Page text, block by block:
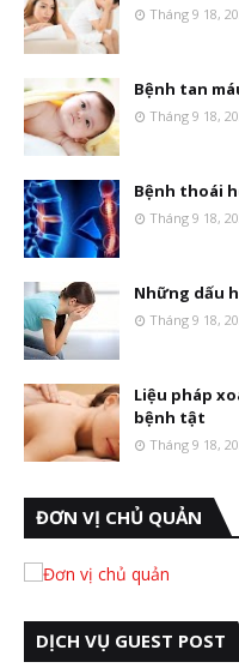
Tháng 9 18,
Bệnh tan
Tháng 9 18,
Bệnh thoái
Tháng 9 18,
Những dấu
Tháng 9 18,
Liệu pháp
bệnh tật
Tháng 9 18,
ĐƠN VỊ CHỦ QUẢN
DỊCH VỤ GUEST POST